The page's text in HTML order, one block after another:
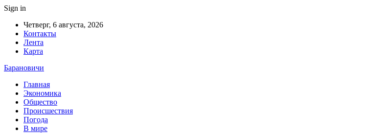
Sign in
Четверг, 6 августа, 2026
Контакты
Лента
Карта
Барановичи
Главная
Экономика
Общество
Происшествия
Погода
В мире